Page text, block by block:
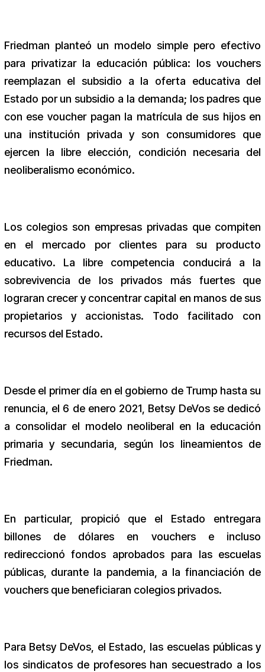
Friedman planteó un modelo simple pero efectivo
para privatizar la educación pública: los vouchers
reemplazan el subsidio a la oferta educativa del
Estado por un subsidio a la demanda; los padres que
con ese voucher pagan la matrícula de sus hijos en
una institución privada y son consumidores que
ejercen la libre elección, condición necesaria del
neoliberalismo económico.
Los colegios son empresas privadas que compiten
en el mercado por clientes para su producto
educativo. La libre competencia conducirá a la
sobrevivencia de los privados más fuertes que
lograran crecer y concentrar capital en manos de sus
propietarios y accionistas. Todo facilitado con
recursos del Estado.
Desde el primer día en el gobierno de Trump hasta su
renuncia, el 6 de enero 2021, Betsy DeVos se dedicó
a consolidar el modelo neoliberal en la educación
primaria y secundaria, según los lineamientos de
Friedman.
En particular, propició que el Estado entregara
billones de dólares en vouchers e incluso
redireccionó fondos aprobados para las escuelas
públicas, durante la pandemia, a la financiación de
vouchers que beneficiaran colegios privados.
Para Betsy DeVos, el Estado, las escuelas públicas y
los sindicatos de profesores han secuestrado a los